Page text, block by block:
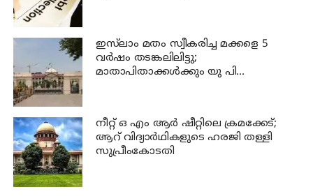
ഇസ്‍ലാം മതം സ്വീകരിച്ച മക്കളെ 5
വർഷം തടങ്കലിലിട്ടു;
മാതാപിതാക്കൾക്കും യു പി
നീറ്റ് ഒ എം ആര്‍ ഷീറ്റിലെ ക്രമക്കേട്;
ആറ് വിദ്യാര്‍ഥികളുടെ ഹരജി തള്ളി
സുപ്രീംകോടതി